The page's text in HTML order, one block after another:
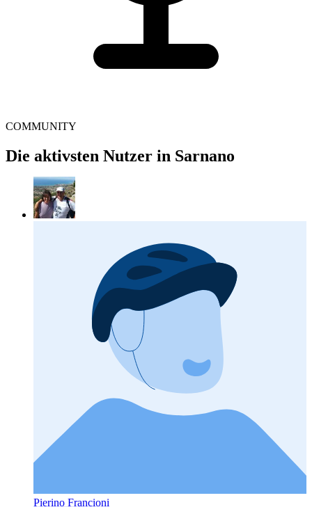
COMMUNITY
Die aktivsten Nutzer in Sarnano
Pierino Francioni